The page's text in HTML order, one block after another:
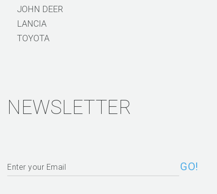
JOHN DEER
LANCIA
TOYOTA
NEWSLETTER